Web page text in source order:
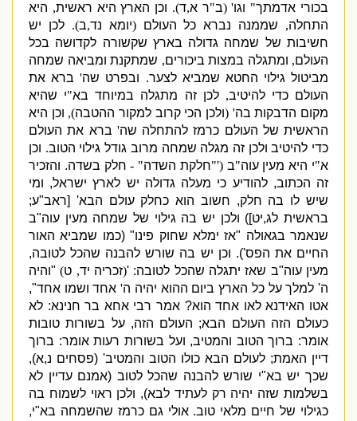
בכורי אדמתך"וגו ' (ב"ר א ד).וכן הארץ היא ראשית,היא
התחלה,שממנה נברא כל העולם( יומא נד ,ב).לכן יש
חשיבות של שמחה גדולה בארץ שקשורה לקדושה בכל
העולם,ומתגלה במצות ביכורים,שמתקנת ומביאה שמחה
מביטול גילוי החטא שמביא לצער.ובפרט שה'ברא את
העולם כדי להיטיב,לכן זה מתגלה במיוחד בא"י שהיא
מקום הדבקות בה' (ולכן הכי קרוב למקור ההטבה),וכן היא
הראשית של העולם כרמז להתחלה שה'ברא את העולם
כדי להיטיב ולכן זה מגלה שמחה מרוב גודל גילוי הטוב.וכן
"י היא מעין עוה"ב('"חלקת השדה" - חלק בשדה.והזכיר
זה הכתוב,להודיע כי מעלה גדולה יש לארץ ישראל,ומי
שיש לו בה חלק,חשוב הוא כחלק עולם הבא' [ראב"ע;
בראשית לג ,יט])ולכן יש בה גילוי של שמחה מעין עוה"ב
שנאמר בגאולה"אז ימלא שחוק פינו" (כמו שמביא האור
החיים את הפס').וכן יש בה שורש להבנה שהכל לטובה,
מעין עוה"ב שאז יתגלה שהכל לטובה: '
(זכריה יד ,ט "והיה
למלך על כל הארץ ביום ההוא יהיה ה 'אחד ושמו אחד",
אטו האידנא לאו אחד הוא?אמר רבי אחא בר חנינא:לא
כעולם הזה העולם הבא;העולם הזה,על בשורות טובות
אומר:ברוך הטוב והמטיב,ועל בשורות רעות אומר:ברוך
דיין האמת;לעולם הבא כולו הטוב והמטיב' (פסחים נ, א),
שכך יש בא"י שורש להבנה שהכל לטוב(אמנם עדיין לא
בשלמות שזה יהיה רק לעתיד לבא),ולכן ראוי לשמוח בה
כגילוי של חיים מלאי טוב.אולי גם כרמז שהשמחה בא"י,